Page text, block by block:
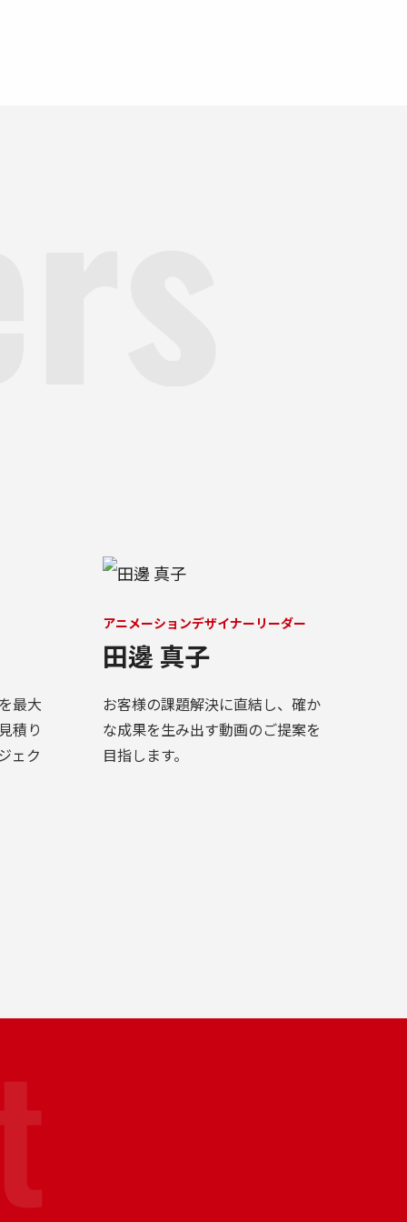
最大
積り
ェク
アニメーションデザイナーリーダー
田邊 真子
お客様の課題解決に直結し、確か
な成果を生み出す動画のご提案を
目指します。